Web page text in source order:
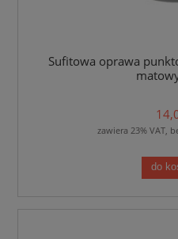
Sufitowa oprawa
zawiera 23% VAT,
do